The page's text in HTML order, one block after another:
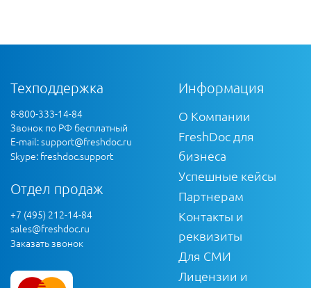
Техподдержка
8-800-333-14-84
Звонок по РФ бесплатный
E-mail:support@freshdoc.ru
Skype: freshdoc.support
Отдел продаж
+7 (495) 212-14-84
sales@freshdoc.ru
Заказать звонок
Информация
О Компании
FreshDoc для
бизнеса
Успешные кейсы
Партнерам
Контакты и
реквизиты
Для СМИ
Лицензии и